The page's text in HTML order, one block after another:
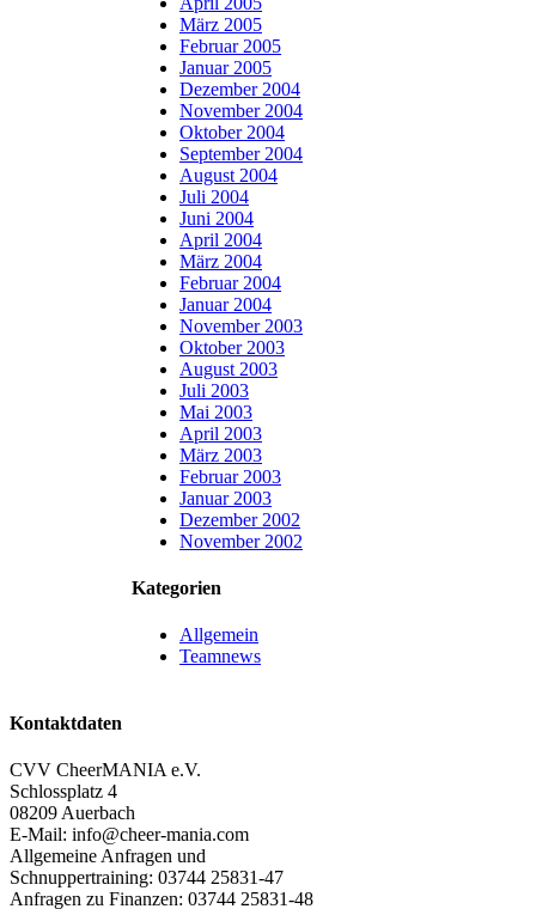
März 2005
Februar 2005
Januar 2005
Dezember 2004
November 2004
Oktober 2004
September 2004
August 2004
Juli 2004
Juni 2004
April 2004
März 2004
Februar 2004
Januar 2004
November 2003
Oktober 2003
August 2003
Juli 2003
Mai 2003
April 2003
März 2003
Februar 2003
Januar 2003
Dezember 2002
November 2002
Kategorien
Allgemein
Teamnews
Kontaktdaten
CVV CheerMANIA e.V.
Schlossplatz 4
08209 Auerbach
E-Mail: info@cheer-mania.com
Allgemeine Anfragen und
Schnuppertraining: 03744 25831-47
Anfragen zu Finanzen: 03744 25831-48